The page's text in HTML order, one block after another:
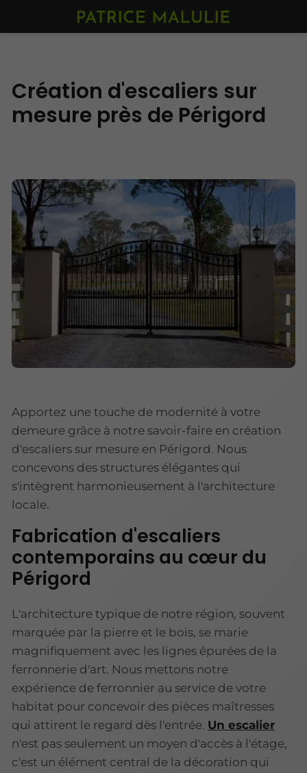
Création d'escaliers sur
mesure près de Périgord
Apportez une touche de modernité à votre
demeure grâce à notre savoir-faire en création
d'escaliers sur mesure en Périgord. Nous
concevons des structures élégantes qui
s'intègrent harmonieusement à l'architecture
locale.
Fabrication d'escaliers
contemporains au cœur du
Périgord
L'architecture typique de notre région, souvent
marquée par la pierre et le bois, se marie
magnifiquement avec les lignes épurées de la
ferronnerie d'art. Nous mettons notre
expérience de ferronnier au service de votre
habitat pour concevoir des pièces maîtresses
qui attirent le regard dès l'entrée. Un escalier
n'est pas seulement un moyen d'accès à l'étage,
c'est un élément central de la décoration qui